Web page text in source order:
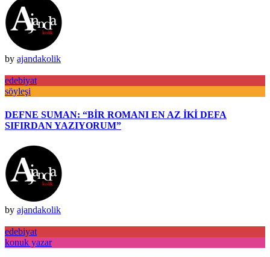
by ajandakolik
edebiyat
söyleşi
DEFNE SUMAN: “BİR ROMANI EN AZ İKİ DEFA
SIFIRDAN YAZIYORUM”
by ajandakolik
edebiyat
konuk yazar